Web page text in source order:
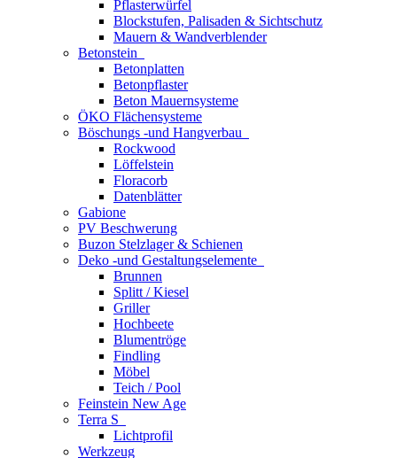
Pflasterwürfel
Blockstufen, Palisaden & Sichtschutz
Mauern & Wandverblender
Betonstein
Betonplatten
Betonpflaster
Beton Mauernsysteme
ÖKO Flächensysteme
Böschungs -und Hangverbau
Rockwood
Löffelstein
Floracorb
Datenblätter
Gabione
PV Beschwerung
Buzon Stelzlager & Schienen
Deko -und Gestaltungselemente
Brunnen
Splitt / Kiesel
Griller
Hochbeete
Blumentröge
Findling
Möbel
Teich / Pool
Feinstein New Age
Terra S
Lichtprofil
Werkzeug